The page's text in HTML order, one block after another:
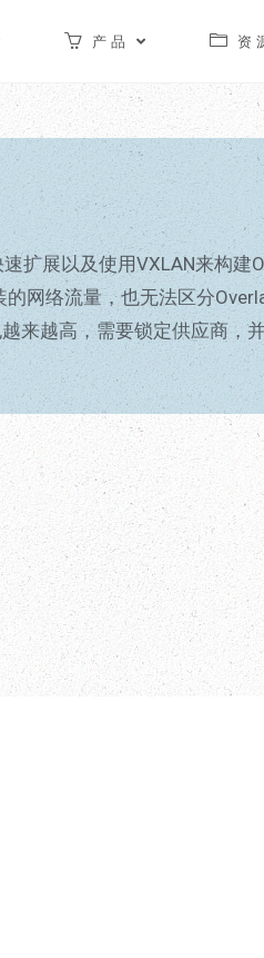
产品 资
扩展以及使用VXLAN来构建
网络流量，也无法区分
来越高，需要锁定供应商，